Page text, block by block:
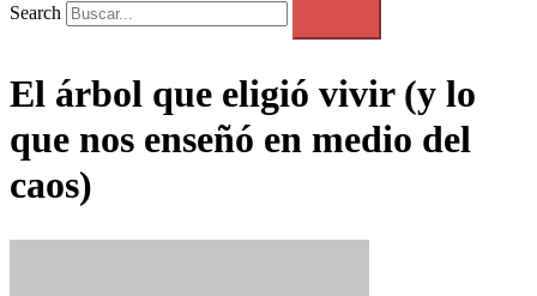
Search
El árbol que eligió vivir (y lo
que nos enseñó en medio del
caos)